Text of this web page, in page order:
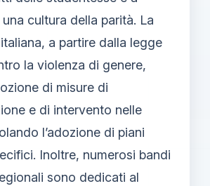
cultura della parità. La
a partire dalla legge
la violenza di genere,
di misure di
e di intervento nelle
l’adozione di piani
Inoltre, numerosi bandi
sono dedicati al